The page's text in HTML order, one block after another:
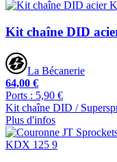
Kit chaîne DID
La Bécanerie
64,00 €
Ports : 5,90 €
Kit chaîne DID /
Plus d'infos